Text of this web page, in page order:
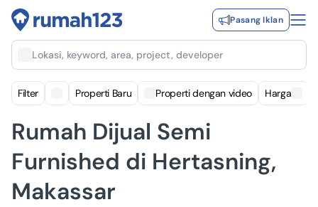
Pasang Iklan
Lokasi, keyword, area, project, developer
Filter Properti Baru Properti dengan video Harga
Rumah Dijual Semi
Furnished di Hertasning,
Makassar